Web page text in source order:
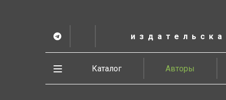
содержанию
Telegram
Vesbook
Каталог Авторы
Развернуть